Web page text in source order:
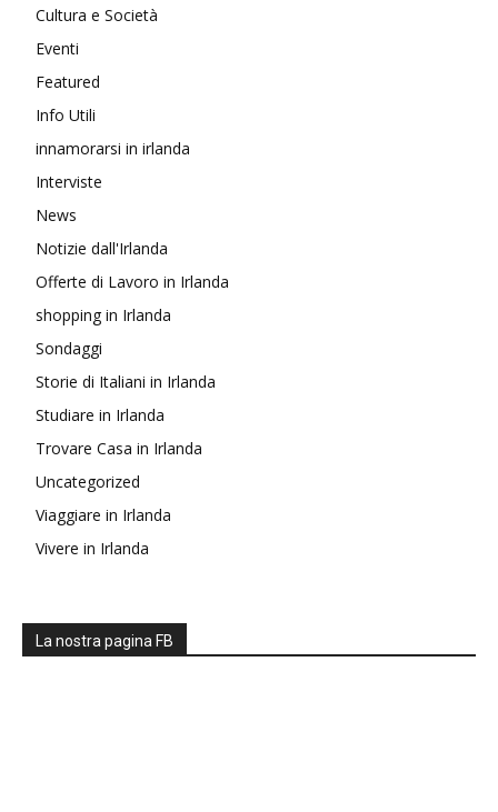
Cultura e Società
Eventi
Featured
Info Utili
innamorarsi in irlanda
Interviste
News
Notizie dall'Irlanda
Offerte di Lavoro in Irlanda
shopping in Irlanda
Sondaggi
Storie di Italiani in Irlanda
Studiare in Irlanda
Trovare Casa in Irlanda
Uncategorized
Viaggiare in Irlanda
Vivere in Irlanda
La nostra pagina FB